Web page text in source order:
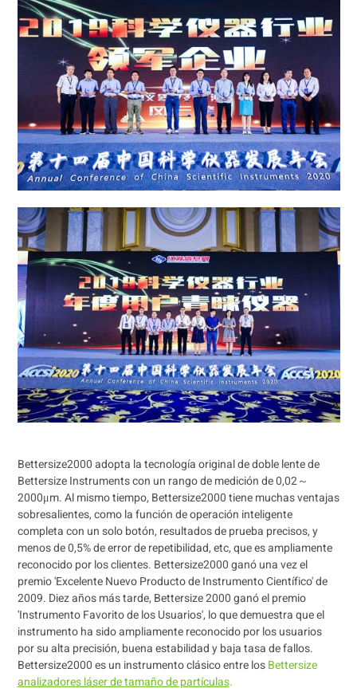
Bettersize2000 adopta la tecnología original de doble lente de
Bettersize Instruments con un rango de medición de 0,02～
2000μm. Al mismo tiempo, Bettersize2000 tiene muchas ventajas
sobresalientes, como la función de operación inteligente
completa con un solo botón, resultados de prueba precisos, y
menos de 0,5% de error de repetibilidad, etc, que es ampliamente
reconocido por los clientes. Bettersize2000 ganó una vez el
premio 'Excelente Nuevo Producto de Instrumento Científico' de
2009. Diez años más tarde, Bettersize 2000 ganó el premio
'Instrumento Favorito de los Usuarios', lo que demuestra que el
instrumento ha sido ampliamente reconocido por los usuarios
por su alta precisión, buena estabilidad y baja tasa de fallos.
Bettersize2000 es un instrumento clásico entre losBettersize
analizadores láser de tamaño de partículas.